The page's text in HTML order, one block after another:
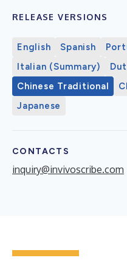
RELEASE VERSIONS
English Spanish
Italian (Summary)
Chinese Traditional
Japanese
CONTACTS
inquiry@invivoscribe.com